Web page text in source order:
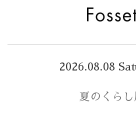
2026.08.08
夏のくらし